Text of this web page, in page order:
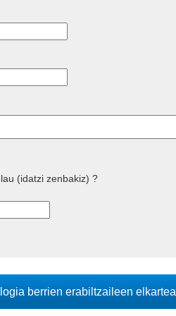
(idatzi zenbakiz) ?
berrien erabiltzaileen